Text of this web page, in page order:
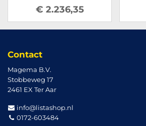
€ 2.236,35
Contact
Magema B.V.
Stobbeweg 17
2461 EX Ter Aar
info@listashop.nl
0172-603484